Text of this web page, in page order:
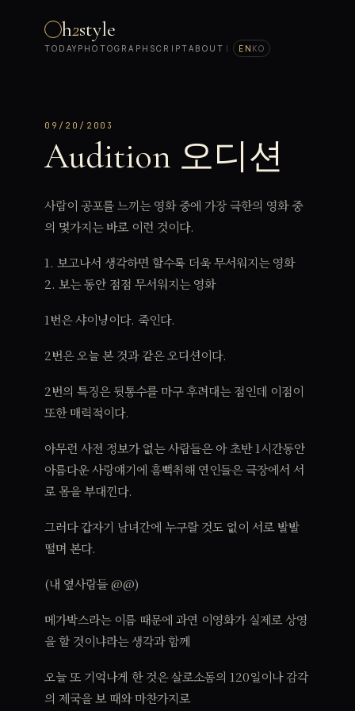
h2style
TODAY PHOTOGRAPH SCRIPTABOUT | EN KO
09/20/2003
Audition 오디션
사람이 공포를 느끼는 영화 중에 가장 극한의 영화 중
의 몇가지는 바로 이런 것이다.
1. 보고나서 생각하면 할수록 더욱 무서워지는 영화
2. 보는 동안 점점 무서워지는 영화
1번은 샤이닝이다. 죽인다.
2번은 오늘 본 것과 같은 오디션이다.
2번의 특징은 뒷통수를 마구 후려대는 점인데 이점이
또한 매력적이다.
아무런 사전 정보가 없는 사람들은 아 초반 1시간동안
아름다운 사랑얘기에 흠뻑취해 연인들은 극장에서 서
로 몸을 부대낀다.
그러다 갑자기 남녀간에 누구랄 것도 없이 서로 발발
떨며 본다.
(내 옆사람들 @@)
메가박스라는 이름 때문에 과연 이영화가 실제로 상영
을 할 것이냐라는 생각과 함께
오늘 또 기억나게 한 것은 살로소돔의 120일이나 감각
의 제국을 보 때와 마찬가지로